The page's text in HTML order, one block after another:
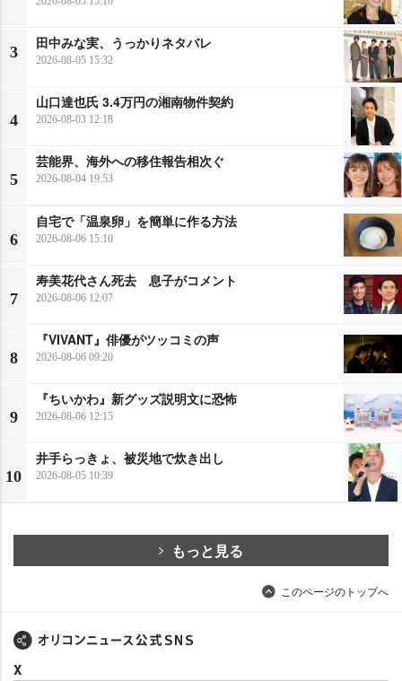
3
田中みな実、うっかりネタバレ
2026-08-05 15:32
4
山口達也氏 3.4万円の湘南物件契約
2026-08-03 12:18
5
芸能界、海外への移住報告相次ぐ
2026-08-04 19:53
6
自宅で「温泉卵」を簡単に作る方法
2026-08-06 15:10
7
寿美花代さん死去 息子がコメント
2026-08-06 12:07
8
『VIVANT』俳優がツッコミの声
2026-08-06 09:20
9
『ちいかわ』新グッズ説明文に恐怖
2026-08-06 12:15
10
井手らっきょ、被災地で炊き出し
2026-08-05 10:39
もっと見る
このページのトップへ
X